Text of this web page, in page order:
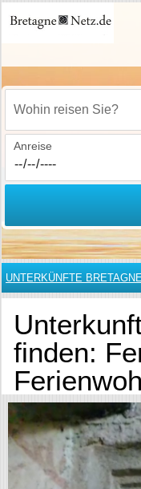
Wohin reisen Sie?
Anreise
UNTERKÜNFTE
finden: